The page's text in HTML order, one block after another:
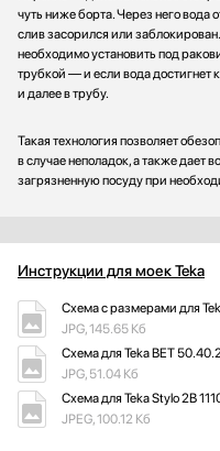
чуть ниже борта. Через него вода
слив засорился или
необходимо установить под
трубкой — и если вода достигнет
и далее в трубу.
Такая технология позволяет
в случае неполадок, а также дает
загрязненную посуду при
Инструкции для моек Teka
Схема с размерами для
JPG, 145.65 Кб
Схема для Teka BET
JPG, 51.04 Кб
Схема для Teka Stylo 2B
JPEG, 100.12 Кб